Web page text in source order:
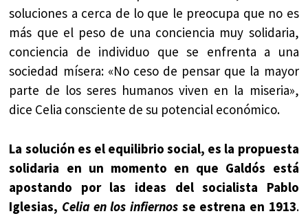
soluciones a cerca de lo que le preocupa que no es
más que el peso de una conciencia muy solidaria,
conciencia de individuo que se enfrenta a una
sociedad mísera: «No ceso de pensar que la mayor
parte de los seres humanos viven en la miseria»,
dice Celia consciente de su potencial económico.
La solución es el equilibrio social, es la propuesta
solidaria en un momento en que Galdós está
apostando por las ideas del socialista Pablo
Iglesias, Celia en los infiernos se estrena en 1913.